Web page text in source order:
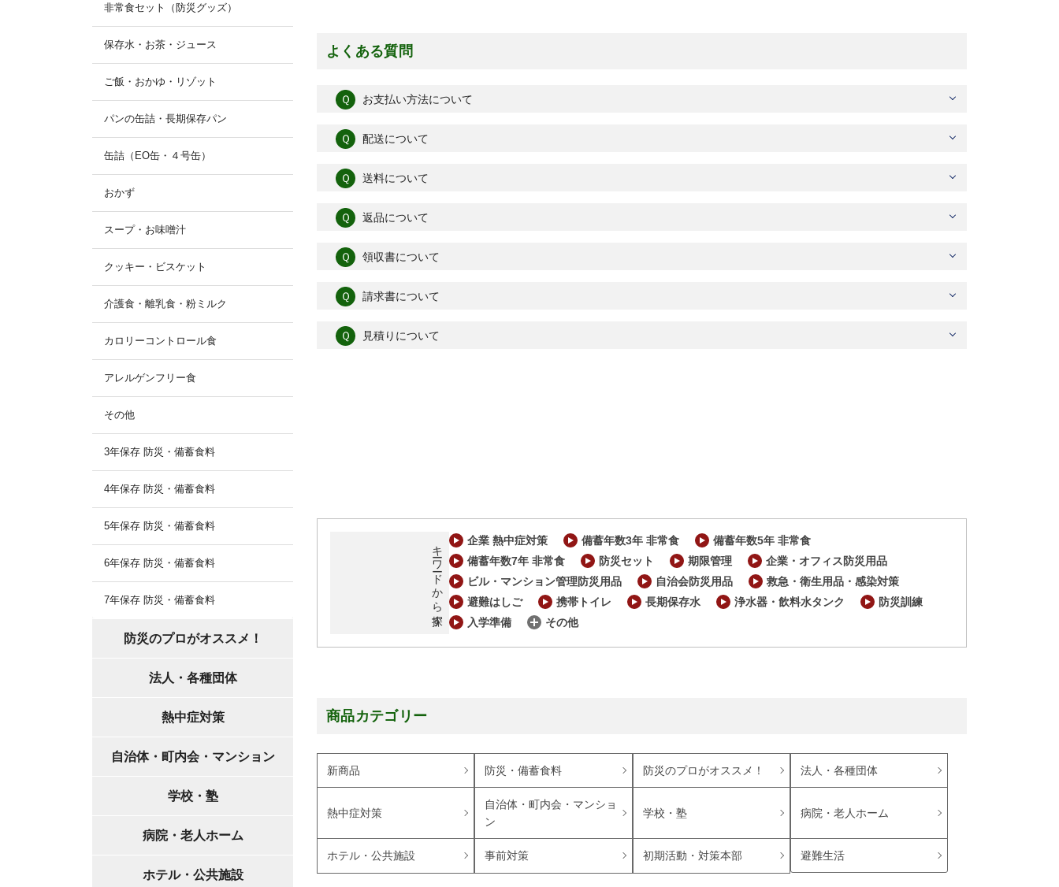
よくある質問
Ｑ お支払い方法について
Ｑ 配送について
Ｑ 送料について
Ｑ 返品について
Ｑ 領収書について
Ｑ 請求書について
Ｑ 見積りについて
キーワードから探す 企業 熱中症対策 備蓄年数3年 非常食
備蓄年数5年 非常食
備蓄年数7年 非常食
防災セット 期限管理
企業・オフィス防災用品
ビル・マンション管理防災用品
自治会防災用品
救急・衛生用品・感染対策
避難はしご
携帯トイレ 長期保存水 浄水器・飲料水タンク
防災訓練
入学準備
その他
商品カテゴリー
新商品 防災・備蓄食料 防災のプロがオススメ！ 法人・各種団体
熱中症対策
自治体・町内会・マンショ
ン
学校・塾 病院・老人ホーム
ホテル・公共施設 事前対策 初期活動・対策本部 避難生活
非常食セット（防災グッズ）
保存水・お茶・ジュース
ご飯・おかゆ・リゾット
パンの缶詰・長期保存パン
缶詰（EO缶・４号缶）
おかず
スープ・お味噌汁
クッキー・ビスケット
介護食・離乳食・粉ミルク
カロリーコントロール食
アレルゲンフリー食
その他
3年保存 防災・備蓄食料
4年保存 防災・備蓄食料
5年保存 防災・備蓄食料
6年保存 防災・備蓄食料
7年保存 防災・備蓄食料
防災のプロがオススメ！
法人・各種団体
熱中症対策
自治体・町内会・マンション
学校・塾
病院・老人ホーム
ホテル・公共施設